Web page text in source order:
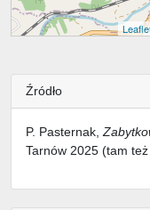
Źródło
P. Pasternak,
Tarnów 2025 (tam